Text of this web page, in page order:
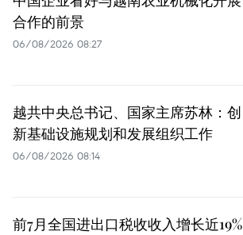
合作的前景
06/08/2026 08:27
越共中央总书记、国家主席苏林：创
新基础设施规划和发展组织工作
06/08/2026 08:14
前7月全国进出口税收收入增长近19%